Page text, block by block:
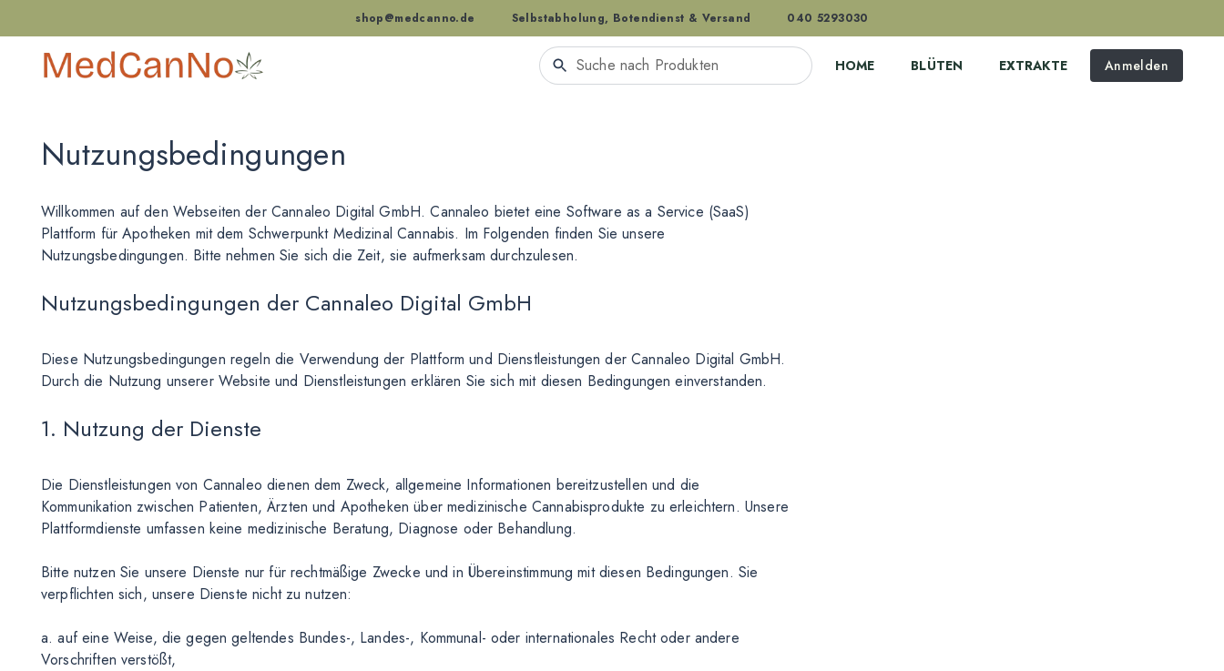
shop@medcanno.de Selbstabholung, Botendienst & Versand 040 5293030
HOME BLÜTEN EXTRAKTE Anmelden
Nutzungsbedingungen
Willkommen auf den Webseiten der Cannaleo Digital GmbH. Cannaleo bietet eine Software as a Service (SaaS)
Plattform für Apotheken mit dem Schwerpunkt Medizinal Cannabis. Im Folgenden finden Sie unsere
Nutzungsbedingungen. Bitte nehmen Sie sich die Zeit, sie aufmerksam durchzulesen.
Nutzungsbedingungen der Cannaleo Digital GmbH
Diese Nutzungsbedingungen regeln die Verwendung der Plattform und Dienstleistungen der Cannaleo Digital GmbH.
Durch die Nutzung unserer Website und Dienstleistungen erklären Sie sich mit diesen Bedingungen einverstanden.
1. Nutzung der Dienste
Die Dienstleistungen von Cannaleo dienen dem Zweck, allgemeine Informationen bereitzustellen und die
Kommunikation zwischen Patienten, Ärzten und Apotheken über medizinische Cannabisprodukte zu erleichtern. Unsere
Plattformdienste umfassen keine medizinische Beratung, Diagnose oder Behandlung.
Bitte nutzen Sie unsere Dienste nur für rechtmäßige Zwecke und in Übereinstimmung mit diesen Bedingungen. Sie
verpflichten sich, unsere Dienste nicht zu nutzen:
a. auf eine Weise, die gegen geltendes Bundes-, Landes-, Kommunal- oder internationales Recht oder andere
Vorschriften verstößt,